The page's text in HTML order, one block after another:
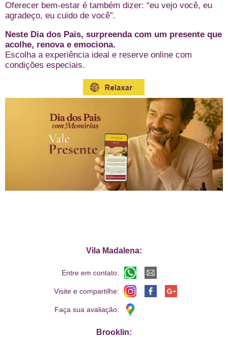
Oferecer bem-estar é também dizer: “eu vejo você, eu
agradeço, eu cuido de você”.
Neste Dia dos Pais, surpreenda com um presente que
acolhe, renova e emociona.
Escolha a experiência ideal e reserve online com
condições especiais.
Vila Madalena:
Entre em contato:
Visite e compartilhe:
Faça sua avaliação:
Brooklin: